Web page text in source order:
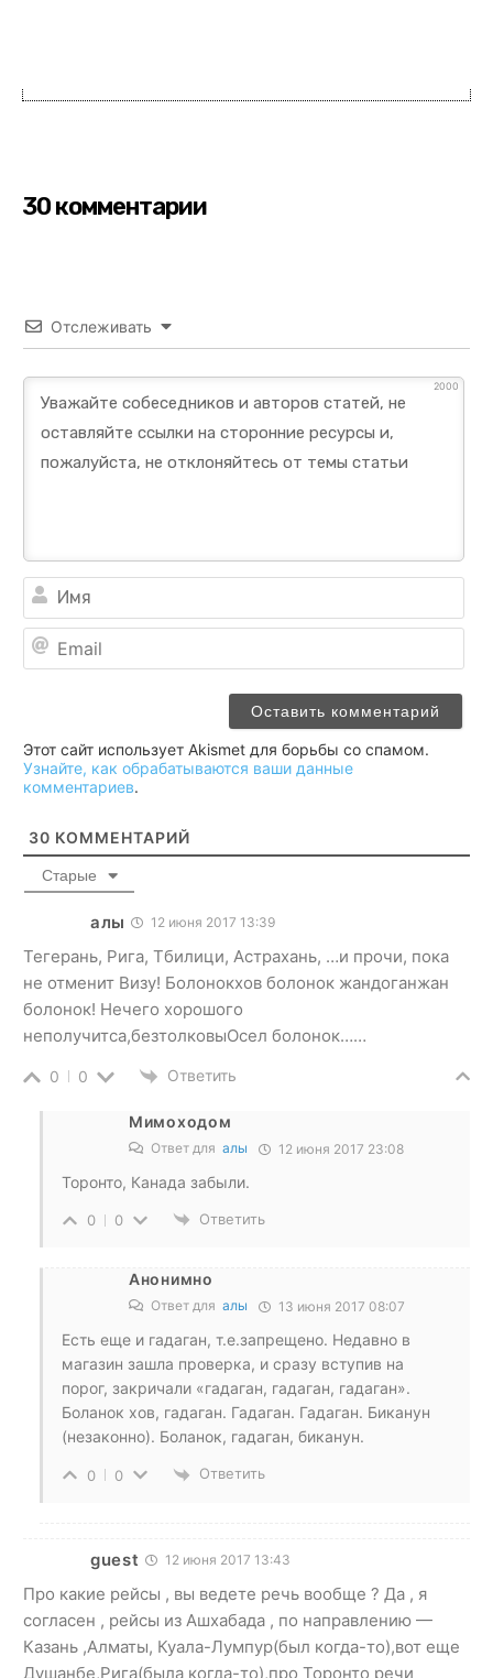
30 комментарии
Отслеживать
2000
Этот сайт использует Akismet для борьбы со спамом.
Узнайте, как обрабатываются ваши данные
комментариев.
30 КОММЕНТАРИЙ
Старые
алы 12 июня 2017 13:39
Тегерань, Рига, Тбилици, Астрахань, …и прочи, пока
не отменит Визу! Болонокхов болонок жандоганжан
болонок! Нечего хорошого
неполучитса,безтолковыОсел болонок……
0 0 Ответить
Мимоходом
Ответ для алы 12 июня 2017 23:08
Торонто, Канада забыли.
0 0 Ответить
Анонимно
Ответ для алы 13 июня 2017 08:07
Есть еще и гадаган, т.е.запрещено. Недавно в
магазин зашла проверка, и сразу вступив на
порог, закричали «гадаган, гадаган, гадаган».
Боланок хов, гадаган. Гадаган. Гадаган. Биканун
(незаконно). Боланок, гадаган, биканун.
0 0 Ответить
guest 12 июня 2017 13:43
Про какие рейсы , вы ведете речь вообще ? Да , я
согласен , рейсы из Ашхабада , по направлению —
Казань ,Алматы, Куала-Лумпур(был когда-то),вот еще
Душанбе,Рига(была когда-то),про Торонто речи